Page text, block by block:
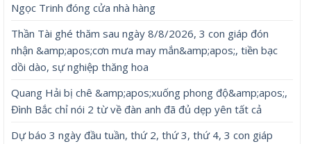
Ngọc Trinh đóng cửa nhà hàng
Thần Tài ghé thăm sau ngày 8/8/2026, 3 con giáp đón
nhận &amp;apos;cơn mưa may mắn&amp;apos;, tiền bạc
dồi dào, sự nghiệp thăng hoa
Quang Hải bị chê &amp;apos;xuống phong độ&amp;apos;,
Đình Bắc chỉ nói 2 từ về đàn anh đã đủ dẹp yên tất cả
Dự báo 3 ngày đầu tuần, thứ 2, thứ 3, thứ 4, 3 con giáp